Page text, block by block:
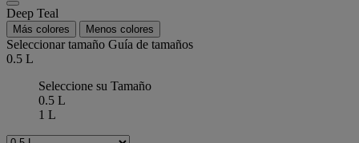
Deep Teal
Más colores Menos colores
Seleccionar tamaño Guía de tamaños
0.5 L
Seleccione su Tamaño
0.5 L
1 L